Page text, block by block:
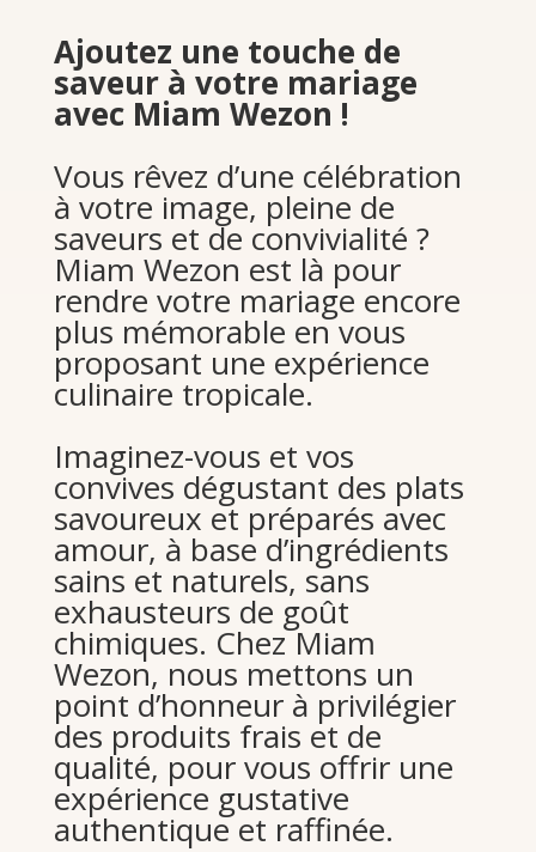
Ajoutez une touche de
saveur à votre mariage
avec Miam Wezon !
Vous rêvez d’une célébration
à votre image, pleine de
saveurs et de convivialité ?
Miam Wezon est là pour
rendre votre mariage encore
plus mémorable en vous
proposant une expérience
culinaire tropicale.
Imaginez-vous et vos
convives dégustant des plats
savoureux et préparés avec
amour, à base d’ingrédients
sains et naturels, sans
exhausteurs de goût
chimiques. Chez Miam
Wezon, nous mettons un
point d’honneur à privilégier
des produits frais et de
qualité, pour vous offrir une
expérience gustative
authentique et raffinée.